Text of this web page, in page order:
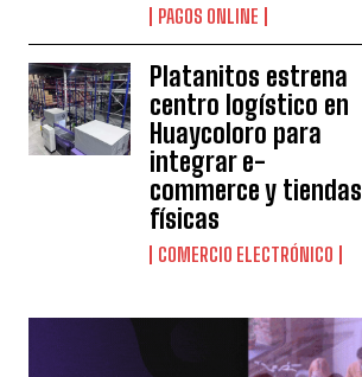
PAGOS ONLINE
Platanitos estrena
centro logístico en
Huaycoloro para
integrar e-
commerce y tiendas
físicas
COMERCIO ELECTRÓNICO